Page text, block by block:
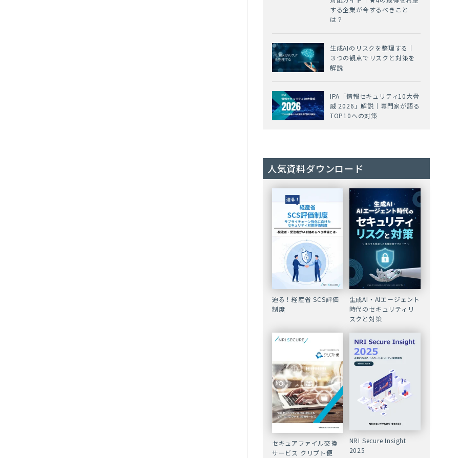
する企業が今するべきこと
は？
生成AIのリスクを整理する｜
３つの観点でリスクと対策を
解説
IPA「情報セキュリティ10大脅
威 2026」解説｜専門家が語る
TOP10への対策
人気資料ダウンロード
迫る！経産省 SCS評価
制度
生成AI・AIエージェント
時代のセキュリティリ
スクと対策
セキュアファイル交換
サービス クリプト便
NRI Secure Insight
2025